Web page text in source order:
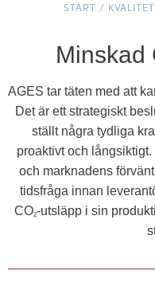
START /
Minskad
AGES tar täten med att
Det är ett strategiskt
ställt några tydliga
proaktivt och
och marknadens
tidsfråga innan
CO2-utsläpp i sin